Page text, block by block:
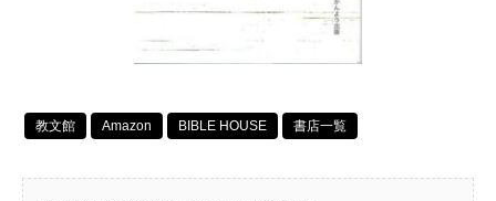
教文館 Amazon BIBLE HOUSE 書店一覧